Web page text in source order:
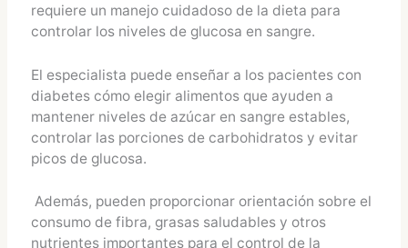
requiere un manejo cuidadoso de la dieta para
controlar los niveles de glucosa en sangre.
El especialista puede enseñar a los pacientes con
diabetes cómo elegir alimentos que ayuden a
mantener niveles de azúcar en sangre estables,
controlar las porciones de carbohidratos y evitar
picos de glucosa.
Además, pueden proporcionar orientación sobre el
consumo de fibra, grasas saludables y otros
nutrientes importantes para el control de la